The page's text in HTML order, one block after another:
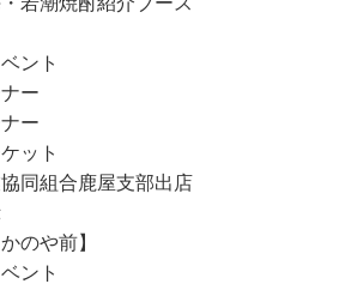
ント
ー
ー
ット
同組合鹿屋支部出店
のや前】
ント